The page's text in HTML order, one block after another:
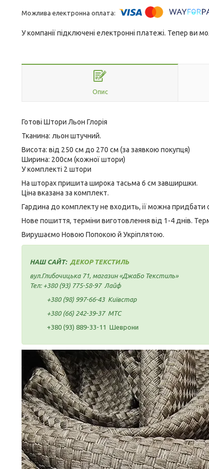
У компанії підключені електронні платежі. Тепер ви
Опис
Готові Штори Льон Глорія
Тканина: льон штучний.
Висота: від 250 см до 270 см (за заявкою покупця)
Ширина: 200см (кожної штори)
У комплекті 2 штори
На шторах пришита широка тасьма 6 см завширшки.
Ціна вказана за комплект.
Гардина до комплекту не входить, її можна придбати
Нове пошиття, терміни виготовлення від 1-4 днів.
Вирушаємо Новою Попокою й Укріплятою.
НАШ САЙТ: ДЕКОР ТЕКСТИЛЬ
вул.Глибочицька 71, магазин «ДжаБо Текстиль»
Тел: +380 (93) 775-58-97 Лайф
+380 (98) 997-66-43 Київстар
+380 (66) 242-39-37 МТС
+380 (93) 889-33-11 Шеврони